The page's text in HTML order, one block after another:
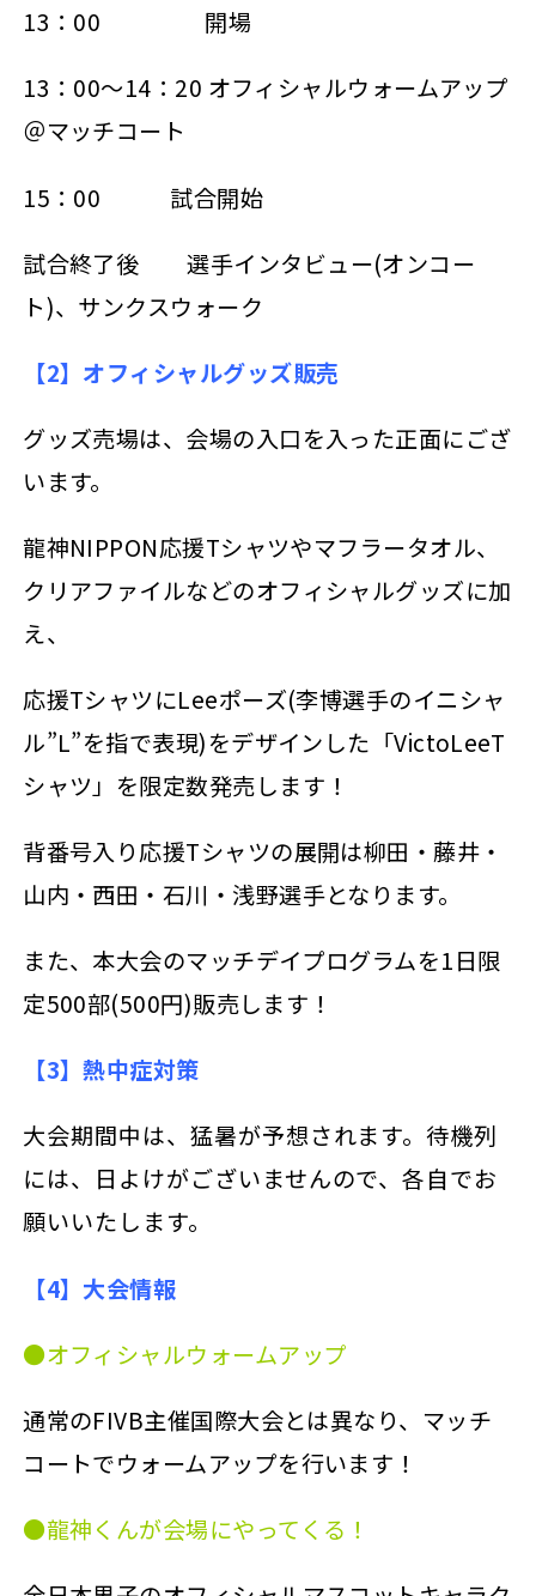
13：00 開場
13：00～14：20 オフィシャルウォームアップ
＠マッチコート
15：00 試合開始
試合終了後 選手インタビュー(オンコー
ト)、サンクスウォーク
【2】オフィシャルグッズ販売
グッズ売場は、会場の入口を入った正面にござ
います。
龍神NIPPON応援Tシャツやマフラータオル、
クリアファイルなどのオフィシャルグッズに加
え、
応援TシャツにLeeポーズ(李博選手のイニシャ
ル”L”を指で表現)をデザインした「VictoLeeT
シャツ」を限定数発売します！
背番号入り応援Tシャツの展開は柳田・藤井・
山内・西田・石川・浅野選手となります。
また、本大会のマッチデイプログラムを1日限
定500部(500円)販売します！
【3】熱中症対策
大会期間中は、猛暑が予想されます。待機列
には、日よけがございませんので、各自でお
願いいたします。
【4】大会情報
●オフィシャルウォームアップ
通常のFIVB主催国際大会とは異なり、マッチ
コートでウォームアップを行います！
●龍神くんが会場にやってくる！